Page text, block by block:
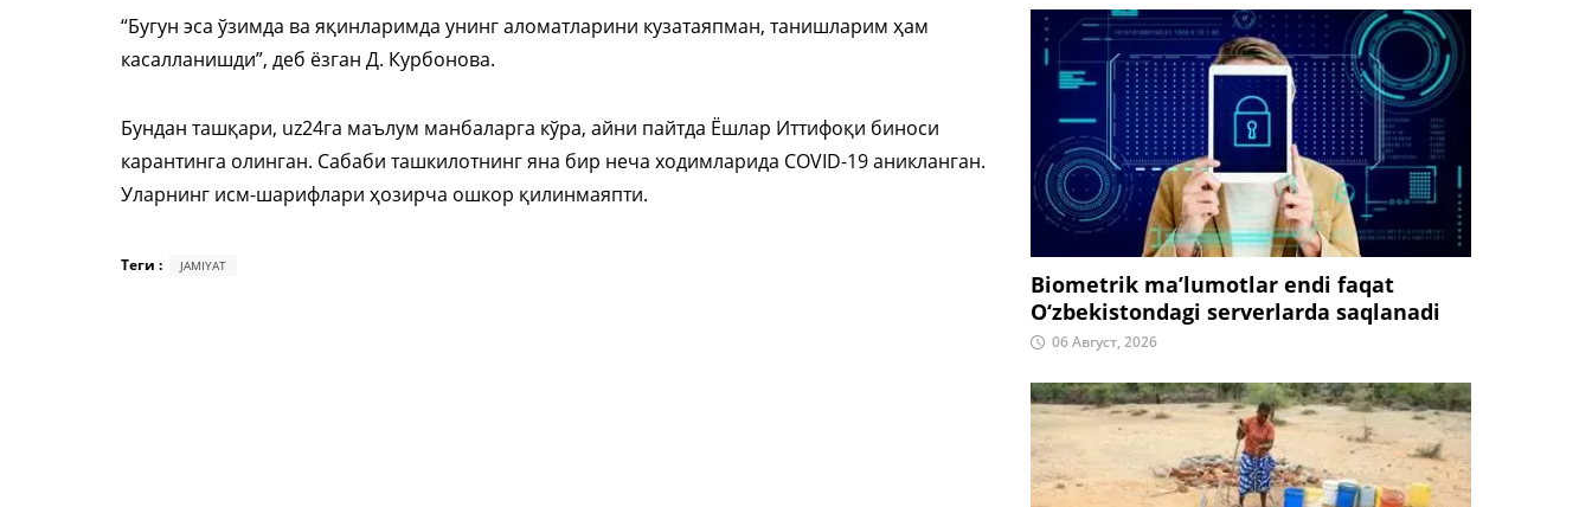
“Бугун эса ўзимда ва яқинларимда унинг аломатларини кузатаяпман, танишларим ҳам
касалланишди”, деб ёзган Д. Курбонова.
Бундан ташқари, uz24га маълум манбаларга кўра, айни пайтда Ёшлар Иттифоқи биноси
карантинга олинган. Сабаби ташкилотнинг яна бир неча ходимларида COVID-19 аникланган.
Уларнинг исм-шарифлари ҳозирча ошкор қилинмаяпти.
Теги : JAMIYAT
Biometrik ma’lumotlar endi faqat
O‘zbekistondagi serverlarda saqlanadi
06 Август, 2026